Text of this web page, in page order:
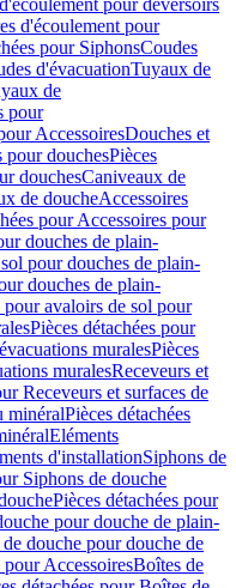
pour déversoirs
d'écoulement pour
pour SiphonsCoudes
d'évacuationTuyaux de
de
pour
AccessoiresDouches et
pour douchesPièces
douchesCaniveaux de
de doucheAccessoires
pour Accessoires pour
douches de plain-
pour douches de plain-
douches de plain-
pour avaloirs de sol pour
Pièces détachées pour
muralesPièces
muralesReceveurs et
Receveurs et surfaces de
minéralPièces détachées
Eléments
d'installationSiphons de
Siphons de douche
Pièces détachées pour
pour douche de plain-
douche pour douche de
pour AccessoiresBoîtes de